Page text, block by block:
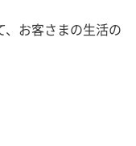
お客さまの生活の